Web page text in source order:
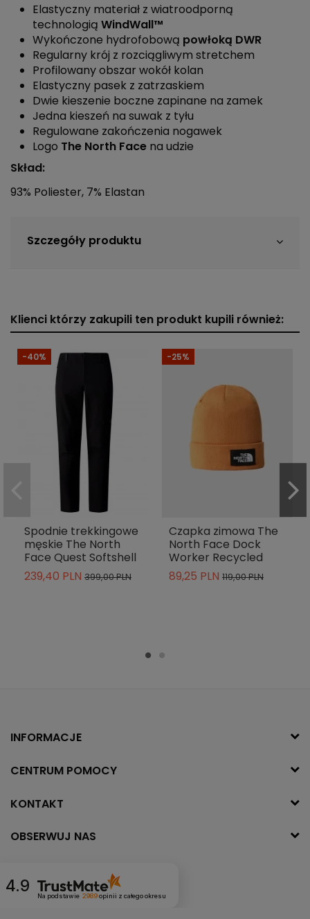
Elastyczny materiał z wiatroodporną
technologią WindWall™
Wykończone hydrofobową powłoką DWR
Regularny krój z rozciągliwym stretchem
Profilowany obszar wokół kolan
Elastyczny pasek z zatrzaskiem
Dwie kieszenie boczne zapinane na zamek
Jedna kieszeń na suwak z tyłu
Regulowane zakończenia nogawek
Logo The North Face na udzie
Skład:
93% Poliester, 7% Elastan
Szczegóły produktu
Klienci którzy zakupili ten produkt kupili również:
-40%
Spodnie trekkingowe
męskie The North
Face Quest Softshell
239,40 PLN 399,00 PLN
-25%
Czapka zimowa The
North Face Dock
Worker Recycled
89,25 PLN 119,00 PLN
INFORMACJE
CENTRUM POMOCY
KONTAKT
OBSERWUJ NAS
4.9 Na podstawie 2989opinii z całego okresu